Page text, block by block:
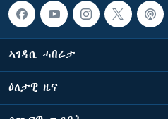
ኣገዳሲ ሓበሬታ
ዕለታዊ ዜና